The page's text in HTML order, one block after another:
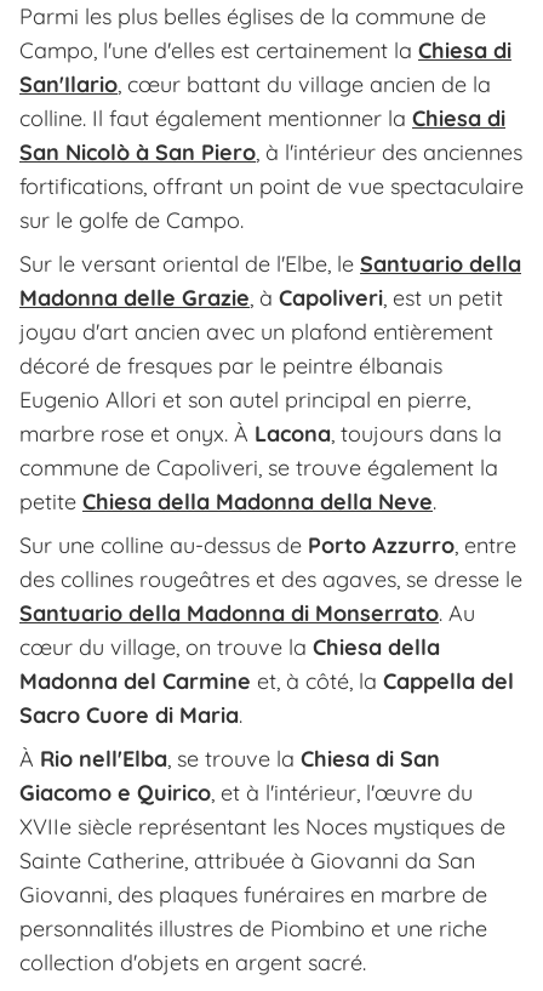
Parmi les plus belles églises de la commune de
Campo, l'une d'elles est certainement la Chiesa di
San'Ilario, cœur battant du village ancien de la
colline. Il faut également mentionner la Chiesa di
San Nicolò à San Piero, à l'intérieur des anciennes
fortifications, offrant un point de vue spectaculaire
sur le golfe de Campo.
Sur le versant oriental de l'Elbe, le Santuario della
Madonna delle Grazie, à Capoliveri, est un petit
joyau d'art ancien avec un plafond entièrement
décoré de fresques par le peintre élbanais
Eugenio Allori et son autel principal en pierre,
marbre rose et onyx. À Lacona, toujours dans la
commune de Capoliveri, se trouve également la
petite Chiesa della Madonna della Neve.
Sur une colline au-dessus de Porto Azzurro, entre
des collines rougeâtres et des agaves, se dresse le
Santuario della Madonna di Monserrato. Au
cœur du village, on trouve la Chiesa della
Madonna del Carmine et, à côté, la Cappella del
Sacro Cuore di Maria.
À Rio nell'Elba, se trouve la Chiesa di San
Giacomo e Quirico, et à l'intérieur, l'œuvre du
XVIIe siècle représentant les Noces mystiques de
Sainte Catherine, attribuée à Giovanni da San
Giovanni, des plaques funéraires en marbre de
personnalités illustres de Piombino et une riche
collection d'objets en argent sacré.